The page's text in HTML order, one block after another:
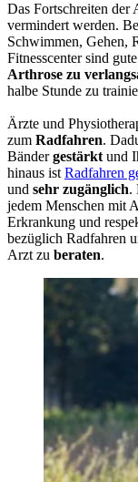
Das Fortschreiten der
vermindert werden.
Schwimmen, Gehen,
Fitnesscenter sind
Arthrose zu
halbe Stunde zu
Ärzte und
zum Radfahren.
Bändergestärkt und
hinaus ist Radfahren
und sehr zugänglich.
jedem Menschen mit
Erkrankung und
bezüglich Radfahren
Arzt zu beraten.